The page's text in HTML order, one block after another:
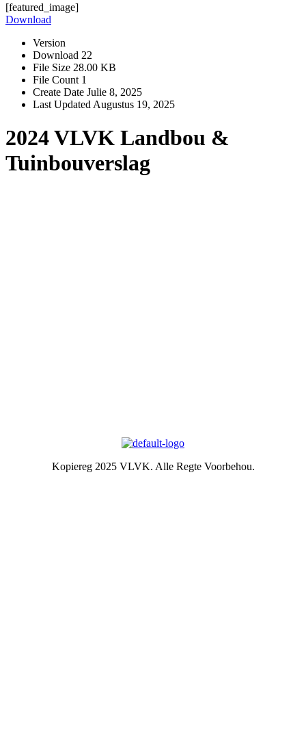
[featured_image]
Download
Version
Download 22
File Size 28.00 KB
File Count 1
Create Date Julie 8, 2025
Last Updated Augustus 19, 2025
2024 VLVK Landbou &
Tuinbouverslag
Kopiereg 2025 VLVK. Alle Regte Voorbehou.